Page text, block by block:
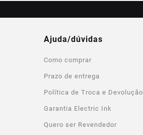
ajuda/dúvidas
Como comprar
Prazo de entrega
Política de Troca e Devolução
Garantia Electric Ink
Quero ser Revendedor